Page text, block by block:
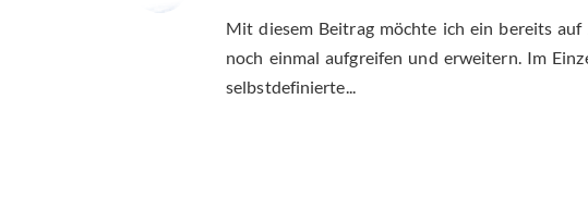
Mit diesem Beitrag möchte ich ein bereits
noch einmal aufgreifen und erweitern. Im
selbstdefinierte...